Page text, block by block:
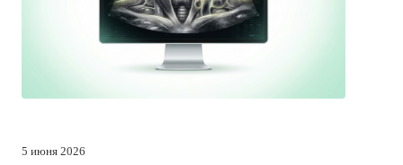
5 июня 2026